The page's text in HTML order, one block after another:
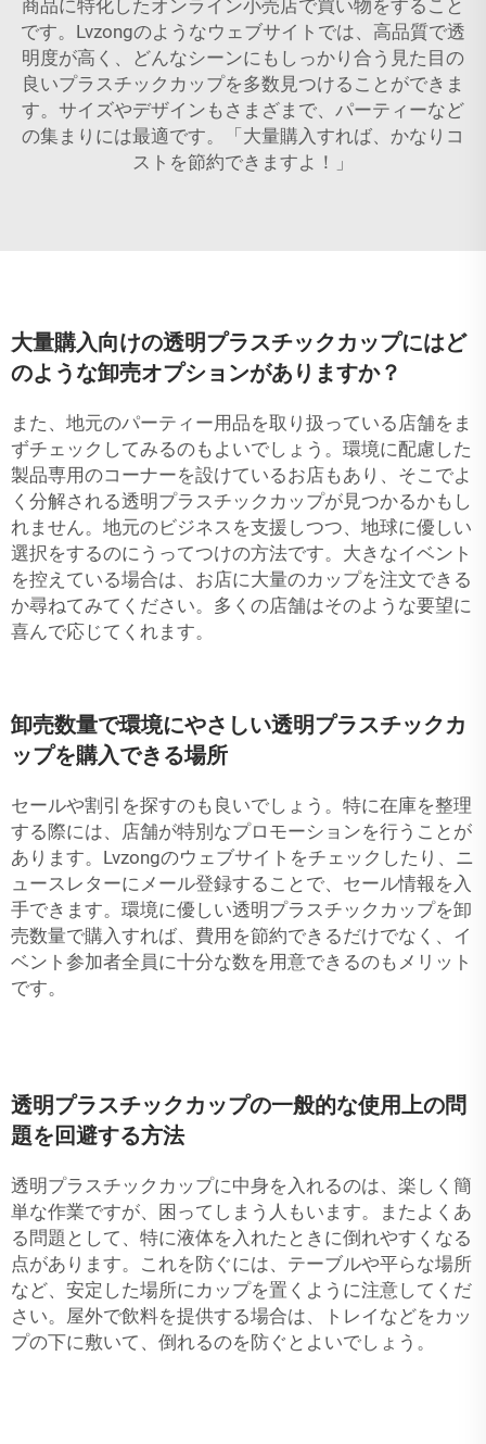
商品に特化したオンライン小売店で買い物をすること
です。Lvzongのようなウェブサイトでは、高品質で透
明度が高く、どんなシーンにもしっかり合う見た目の
良いプラスチックカップを多数見つけることができま
す。サイズやデザインもさまざまで、パーティーなど
の集まりには最適です。「大量購入すれば、かなりコ
ストを節約できますよ！」
大量購入向けの透明プラスチックカップにはど
のような卸売オプションがありますか？
また、地元のパーティー用品を取り扱っている店舗をま
ずチェックしてみるのもよいでしょう。環境に配慮した
製品専用のコーナーを設けているお店もあり、そこでよ
く分解される透明プラスチックカップが見つかるかもし
れません。地元のビジネスを支援しつつ、地球に優しい
選択をするのにうってつけの方法です。大きなイベント
を控えている場合は、お店に大量のカップを注文できる
か尋ねてみてください。多くの店舗はそのような要望に
喜んで応じてくれます。
卸売数量で環境にやさしい透明プラスチックカ
ップを購入できる場所
セールや割引を探すのも良いでしょう。特に在庫を整理
する際には、店舗が特別なプロモーションを行うことが
あります。Lvzongのウェブサイトをチェックしたり、ニ
ュースレターにメール登録することで、セール情報を入
手できます。環境に優しい透明プラスチックカップを卸
売数量で購入すれば、費用を節約できるだけでなく、イ
ベント参加者全員に十分な数を用意できるのもメリット
です。
透明プラスチックカップの一般的な使用上の問
題を回避する方法
透明プラスチックカップに中身を入れるのは、楽しく簡
単な作業ですが、困ってしまう人もいます。またよくあ
る問題として、特に液体を入れたときに倒れやすくなる
点があります。これを防ぐには、テーブルや平らな場所
など、安定した場所にカップを置くように注意してくだ
さい。屋外で飲料を提供する場合は、トレイなどをカッ
プの下に敷いて、倒れるのを防ぐとよいでしょう。